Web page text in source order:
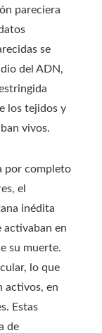
pareciera
se
del ADN,
los tejidos y
vivos.
por completo
el
inédita
activaban en
su muerte.
lo que
activos, en
Estas
de